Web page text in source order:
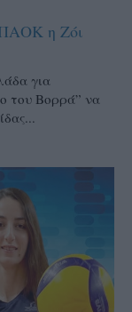
η Ζόι
για
του Βορρά” να